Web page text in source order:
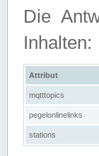
Die
Inhalten:
Attribut
mqtttopics
pegelonlinelinks
stations